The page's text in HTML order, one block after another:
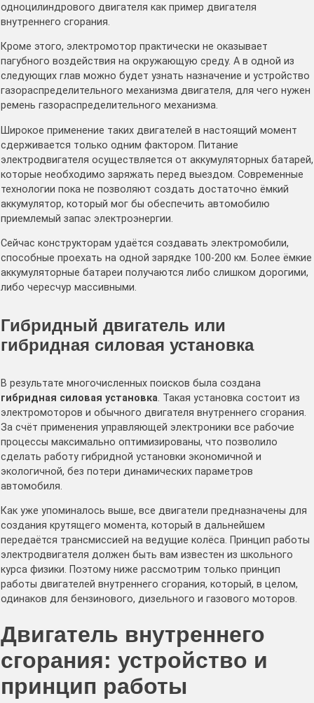
одноцилиндрового двигателя как пример двигателя
внутреннего сгорания.
Кроме этого, электромотор практически не оказывает
пагубного воздействия на окружающую среду. А в одной из
следующих глав можно будет узнать назначение и устройство
газораспределительного механизма двигателя, для чего нужен
ремень газораспределительного механизма.
Широкое применение таких двигателей в настоящий момент
сдерживается только одним фактором. Питание
электродвигателя осуществляется от аккумуляторных батарей,
которые необходимо заряжать перед выездом. Современные
технологии пока не позволяют создать достаточно ёмкий
аккумулятор, который мог бы обеспечить автомобилю
приемлемый запас электроэнергии.
Сейчас конструкторам удаётся создавать электромобили,
способные проехать на одной зарядке 100-200 км. Более ёмкие
аккумуляторные батареи получаются либо слишком дорогими,
либо чересчур массивными.
Гибридный двигатель или
гибридная силовая установка
В результате многочисленных поисков была создана
гибридная силовая установка. Такая установка состоит из
электромоторов и обычного двигателя внутреннего сгорания.
За счёт применения управляющей электроники все рабочие
процессы максимально оптимизированы, что позволило
сделать работу гибридной установки экономичной и
экологичной, без потери динамических параметров
автомобиля.
Как уже упоминалось выше, все двигатели предназначены для
создания крутящего момента, который в дальнейшем
передаётся трансмиссией на ведущие колёса. Принцип работы
электродвигателя должен быть вам известен из школьного
курса физики. Поэтому ниже рассмотрим только принцип
работы двигателей внутреннего сгорания, который, в целом,
одинаков для бензинового, дизельного и газового моторов.
Двигатель внутреннего
сгорания: устройство и
принцип работы